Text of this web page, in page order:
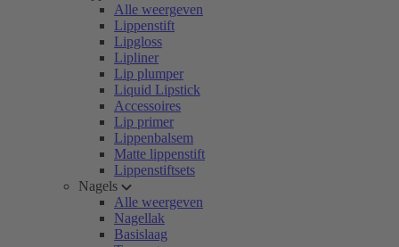
Alle weergeven
Lippenstift
Lipgloss
Lipliner
Lip plumper
Liquid Lipstick
Accessoires
Lip primer
Lippenbalsem
Matte lippenstift
Lippenstiftsets
Nagels
Alle weergeven
Nagellak
Basislaag